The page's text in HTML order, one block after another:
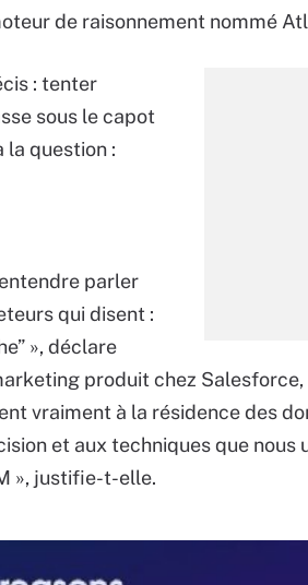
de raisonnement nommé
: tenter
sous le capot
la question :
parler
qui disent :
», déclare
produit chez Salesforce,
vraiment à la résidence des
et aux techniques que
», justifie-t-elle.